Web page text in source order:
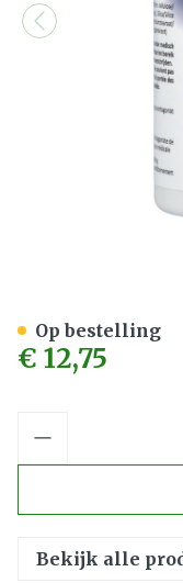
€ 12,75
Op bestelling
Bekijk alle